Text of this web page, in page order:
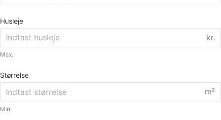
Husleje
kr.
Max.
Størrelse
m²
Min.